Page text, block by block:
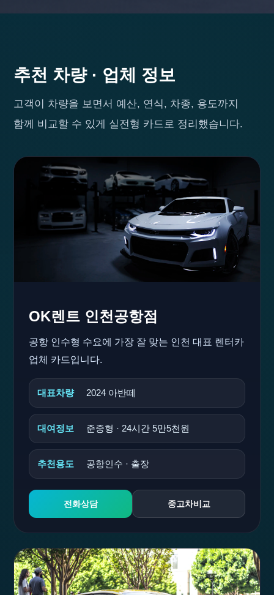
추천 차량 · 업체 정보
고객이 차량을 보면서 예산, 연식, 차종, 용도까지
함께 비교할 수 있게 실전형 카드로 정리했습니다.
OK렌트 인천공항점
공항 인수형 수요에 가장 잘 맞는 인천 대표 렌터카
업체 카드입니다.
대표차량 2024 아반떼
대여정보 준중형 · 24시간 5만5천원
추천용도 공항인수 · 출장
전화상담 중고차비교